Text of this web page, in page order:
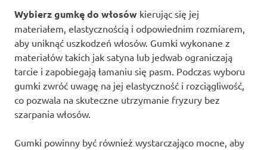
Wybierz gumkę do włosów kierując się jej
materiałem, elastycznością i odpowiednim rozmiarem,
aby uniknąć uszkodzeń włosów. Gumki wykonane z
materiałów takich jak satyna lub jedwab ograniczają
tarcie i zapobiegają łamaniu się pasm. Podczas wyboru
gumki zwróć uwagę na jej elastyczność i rozciągliwość,
co pozwala na skuteczne utrzymanie fryzury bez
szarpania włosów.
Gumki powinny być również wystarczająco mocne, aby